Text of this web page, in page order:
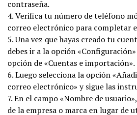
contraseña.
4. Verifica tu número de teléfono
correo electrónico para completar
5. Una vez que hayas creado tu
debes ir a la opción
opción de «Cuentas e importación».
6. Luego selecciona la opción
correo electrónico» y sigue las
7. En el campo «Nombre de
de la empresa o marca en lugar de